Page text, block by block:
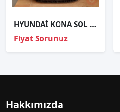
HYUNDAİ KONA SOL GÜNDÜZ FARI ORJİNAL ÇIKMA YEDEK PARÇA
Fiyat Sorunuz
Hakkımızda